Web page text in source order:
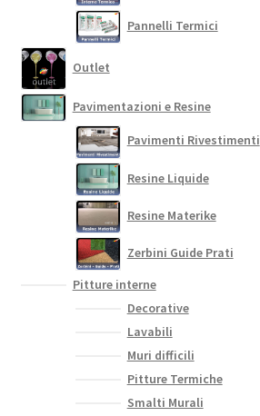
Pannelli Termici
Outlet
Pavimentazioni e Resine
Pavimenti Rivestimenti
Resine Liquide
Resine Materike
Zerbini Guide Prati
Pitture interne
Decorative
Lavabili
Muri difficili
Pitture Termiche
Smalti Murali